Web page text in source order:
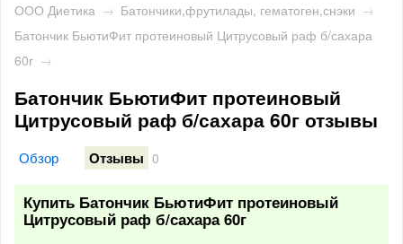
ООО Диетика → Батончики,фрутилады, гематоген,снэки →
Батончик БьютиФит протеиновый Цитрусовый раф б/сахара
60г →
Батончик БьютиФит протеиновый
Цитрусовый раф б/сахара 60г отзывы
Обзор Отзывы 0
Купить Батончик БьютиФит протеиновый
Цитрусовый раф б/сахара 60г